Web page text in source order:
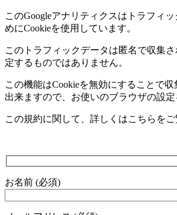
このGoogleアナリティクスはトラフィ
めにCookieを使用しています。
このトラフィックデータは匿名で収集
定するものではありません。
この機能はCookieを無効にすることで
出来ますので、お使いのブラウザの設定
この規約に関して、詳しくはこちらをご
お名前 (必須)